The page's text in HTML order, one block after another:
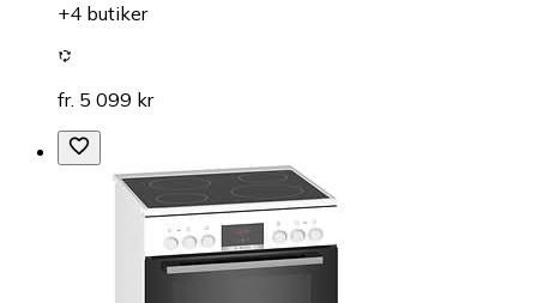
+4 butiker
fr. 5 099 kr